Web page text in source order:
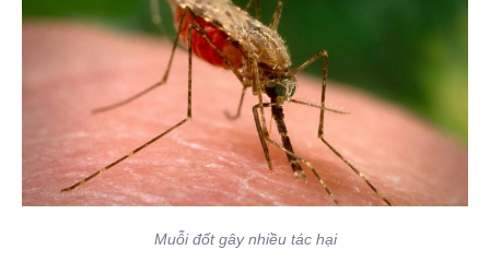
Muỗi đốt gây nhiều tác hại